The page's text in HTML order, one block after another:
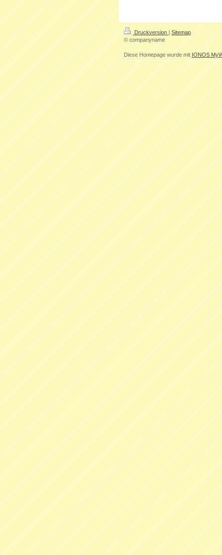
Druckversion| Sitemap
© companyname
Diese Homepage wurde mit IONOS